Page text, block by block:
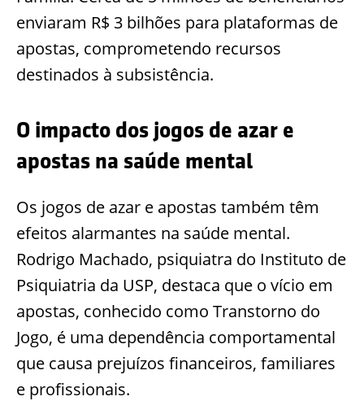
enviaram R$ 3 bilhões para plataformas de
apostas, comprometendo recursos
destinados à subsistência.
O impacto dos jogos de azar e
apostas na saúde mental
Os jogos de azar e apostas também têm
efeitos alarmantes na saúde mental.
Rodrigo Machado, psiquiatra do Instituto de
Psiquiatria da USP, destaca que o vício em
apostas, conhecido como Transtorno do
Jogo, é uma dependência comportamental
que causa prejuízos financeiros, familiares
e profissionais.